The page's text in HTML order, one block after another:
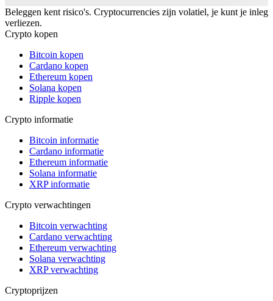
Beleggen kent risico's. Cryptocurrencies zijn volatiel, je kunt je inleg
verliezen.
Crypto kopen
Bitcoin kopen
Cardano kopen
Ethereum kopen
Solana kopen
Ripple kopen
Crypto informatie
Bitcoin informatie
Cardano informatie
Ethereum informatie
Solana informatie
XRP informatie
Crypto verwachtingen
Bitcoin verwachting
Cardano verwachting
Ethereum verwachting
Solana verwachting
XRP verwachting
Cryptoprijzen